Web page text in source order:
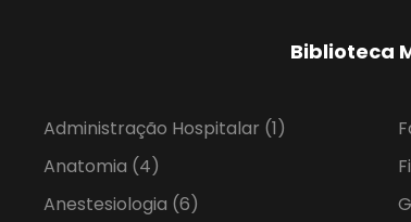
Biblioteca
Administração Hospitalar (1)
Anatomia (4)
Anestesiologia (6)